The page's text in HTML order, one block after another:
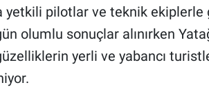
yetkili pilotlar ve teknik ekiplerle
olumlu sonuçlar alınırken
yerli ve yabancı